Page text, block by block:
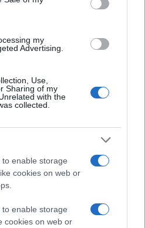
my
Advertising.
Use,
Sharing of my
with the
collected.
enable storage
cookies on web or
enable storage
cookies on web or
Χαλκιδική: Στις φλόγες
δυο σκάφη στη μαρίνα
Δείτε βίντεο
Η πυροσβεστική έσπευσε
με 12 οχήματα και 26
από υδροφόρες, φορτηγά
2 αστυνομικοί της
ομάδας ΔΙΑΣ - Η